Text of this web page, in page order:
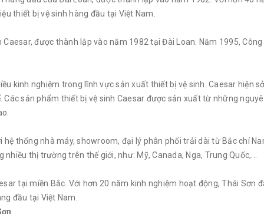
thiết bị vệ sinh hàng đầu tại Việt Nam.
được thành lập vào năm 1982 tại Đài Loan. Năm 1995,
kinh nghiệm trong lĩnh vực sản xuất thiết bị vệ sinh. Caesar hiện
sản phẩm thiết bị vệ sinh Caesar được sản xuất từ những
thống nhà máy, showroom, đại lý phân phối trải dài từ Bắc chí
thị trường trên thế giới, như: Mỹ, Canada, Nga, Trung Quốc,...
tại miền Bắc. Với hơn 20 năm kinh nghiệm hoạt động, Thái Sơn
đầu tại Việt Nam.